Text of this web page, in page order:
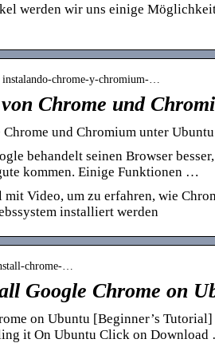
werden wir uns einige
chrome-y-chromium-…
Chrome und
Chrome und Chromium unter
behandelt seinen Browser
kommen. Einige Funktionen …
Video, um zu erfahren, wie
installiert werden
chrome-…
Google Chrome on
on Ubuntu [Beginner’s
it On Ubuntu Click on